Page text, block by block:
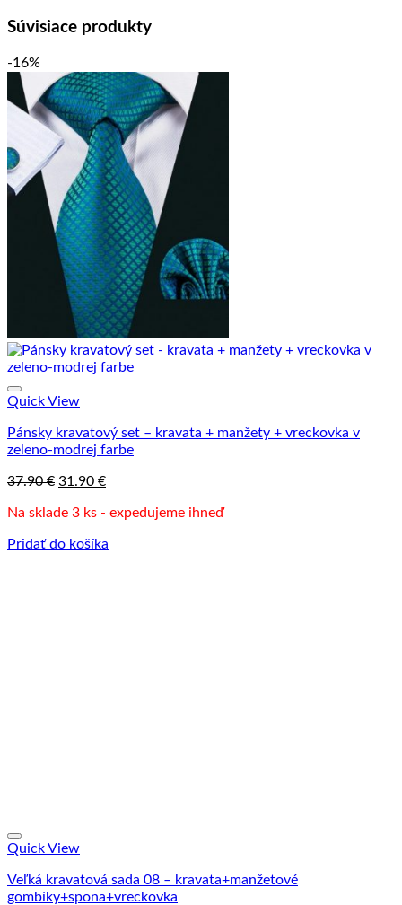
Súvisiace produkty
-16%
Quick View
Pánsky kravatový set – kravata + manžety + vreckovka v
zeleno-modrej farbe
37.90€ Pôvodná
bola:
31.90 €Aktuálna
je:
Na sklade 3 ks - expedujeme ihneď
Pridať do košíka
Quick View
Veľká kravatová sada 08 – kravata+manžetové
gombíky+spona+vreckovka